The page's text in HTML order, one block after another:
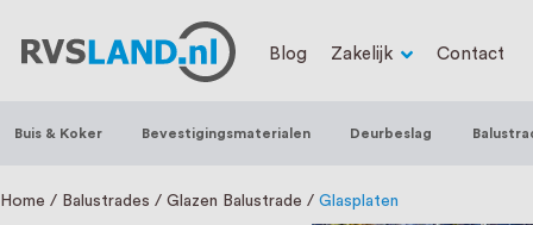
RVS Land is een écht familiebedrijf met
trapleuningen, deurbeslag,
een eigen werkplaats waar we RVS op
staat persoonlijke service bij ons
Blog Zakelijk Contact
Buis & Koker Bevestigingsmaterialen Deurbeslag
Home Balustrades Glazen Balustrade Glasplaten